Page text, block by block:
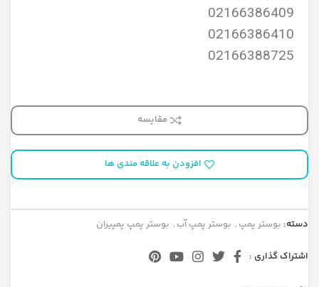
02166386409
02166386410
02166388725
مقایسه
افزودن به علاقه مندی ها
دسته: بوستر پمپ , بوستر پمپ آب , بوستر پمپ پمپیران
اشتراک گذاری :